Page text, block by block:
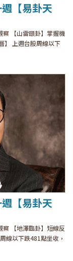
【易卦天
察 【山雷頤卦】掌握機
】 上週台股周線以下
【易卦天
【地澤臨卦】短線反
線以下跌481點坐收，